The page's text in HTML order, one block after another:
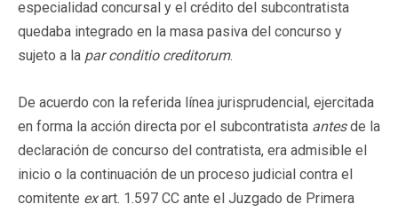
especialidad concursal y el crédito del subcontratista
quedaba integrado en la masa pasiva del concurso y
sujeto a la par conditio creditorum.
De acuerdo con la referida línea jurisprudencial, ejercitada
en forma la acción directa por el subcontratista antesde la
declaración de concurso del contratista, era admisible el
inicio o la continuación de un proceso judicial contra el
comitente exart. 1.597 CC ante el Juzgado de Primera